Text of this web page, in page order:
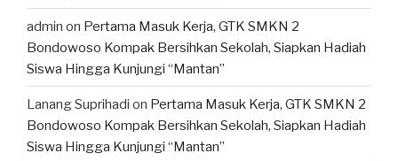
admin on Pertama Masuk Kerja, GTK SMKN 2
Bondowoso Kompak Bersihkan Sekolah, Siapkan Hadiah
Siswa Hingga Kunjungi “Mantan”
Lanang Suprihadi on Pertama Masuk Kerja, GTK SMKN 2
Bondowoso Kompak Bersihkan Sekolah, Siapkan Hadiah
Siswa Hingga Kunjungi “Mantan”